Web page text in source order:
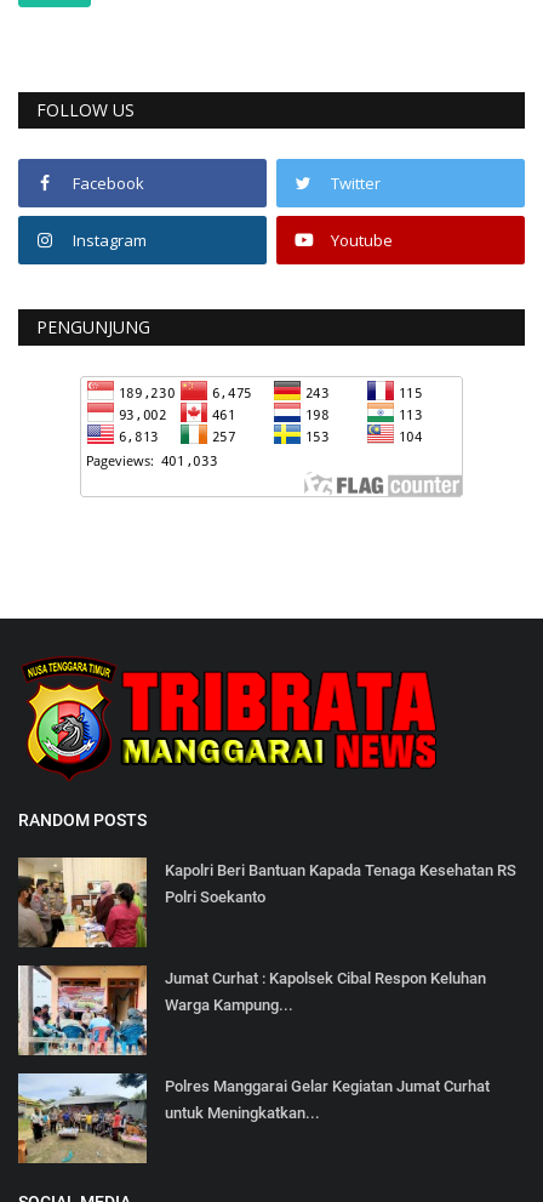
FOLLOW US
Facebook Twitter
Instagram Youtube
PENGUNJUNG
RANDOM POSTS
Kapolri Beri Bantuan Kapada Tenaga Kesehatan RS
Polri Soekanto
Jumat Curhat : Kapolsek Cibal Respon Keluhan
Warga Kampung...
Polres Manggarai Gelar Kegiatan Jumat Curhat
untuk Meningkatkan...